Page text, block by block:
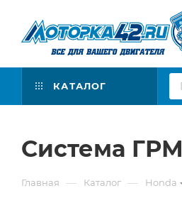
КАТАЛОГ
Система ГРМ
Главная — Каталог — Honda